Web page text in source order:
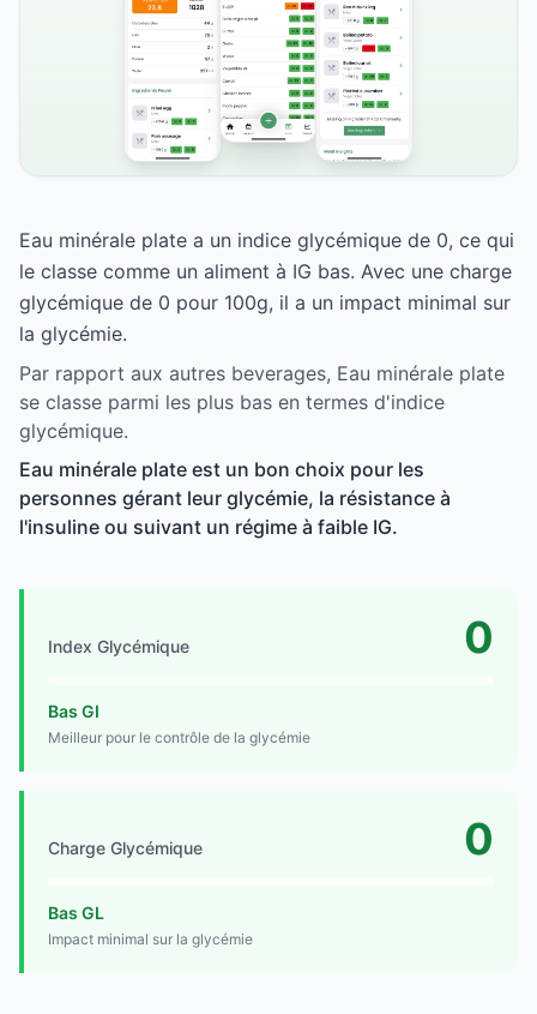
Eau minérale plate a un indice glycémique de 0, ce qui
le classe comme un aliment à IG bas. Avec une charge
glycémique de 0 pour 100g, il a un impact minimal sur
la glycémie.
Par rapport aux autres beverages, Eau minérale plate
se classe parmi les plus bas en termes d'indice
glycémique.
Eau minérale plate est un bon choix pour les
personnes gérant leur glycémie, la résistance à
l'insuline ou suivant un régime à faible IG.
Index Glycémique 0
Bas GI
Meilleur pour le contrôle de la glycémie
Charge Glycémique 0
Bas GL
Impact minimal sur la glycémie